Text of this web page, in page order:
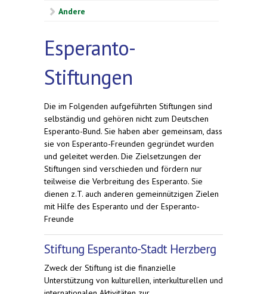
Andere
Esperanto-
Stiftungen
Die im Folgenden aufgeführten Stiftungen sind
selbständig und gehören nicht zum Deutschen
Esperanto-Bund. Sie haben aber gemeinsam, dass
sie von Esperanto-Freunden gegründet wurden
und geleitet werden. Die Zielsetzungen der
Stiftungen sind verschieden und fördern nur
teilweise die Verbreitung des Esperanto. Sie
dienen z.T. auch anderen gemeinnützigen Zielen
mit Hilfe des Esperanto und der Esperanto-
Freunde
Stiftung Esperanto-Stadt Herzberg
Zweck der Stiftung ist die finanzielle
Unterstützung von kulturellen, interkulturellen und